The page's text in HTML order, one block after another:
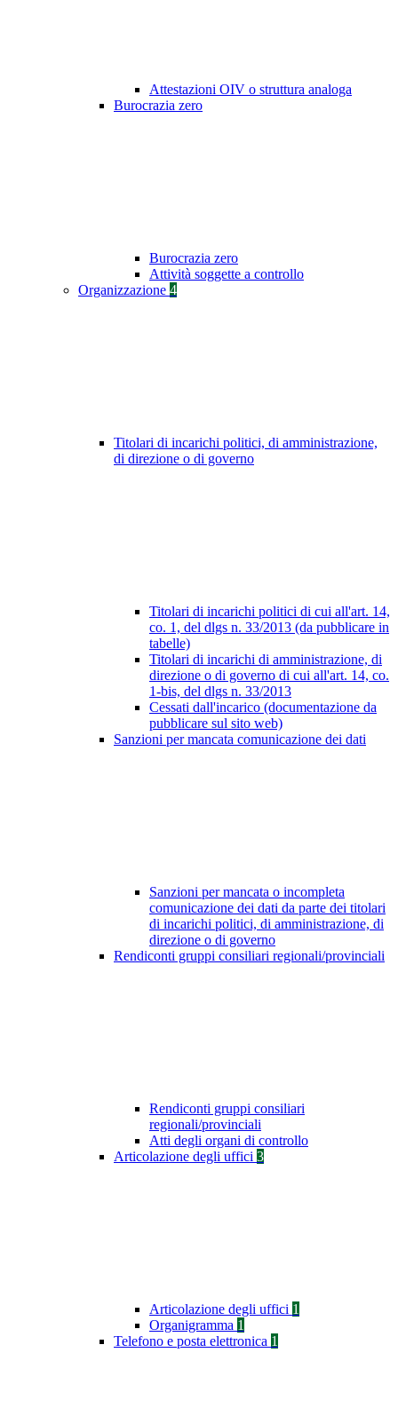
Attestazioni OIV o struttura analoga
Burocrazia zero
Burocrazia zero
Attività soggette a controllo
Organizzazione 4
Titolari di incarichi politici, di amministrazione,
di direzione o di governo
Titolari di incarichi politici di cui all'art. 14,
co. 1, del dlgs n. 33/2013 (da pubblicare in
tabelle)
Titolari di incarichi di amministrazione, di
direzione o di governo di cui all'art. 14, co.
1-bis, del dlgs n. 33/2013
Cessati dall'incarico (documentazione da
pubblicare sul sito web)
Sanzioni per mancata comunicazione dei dati
Sanzioni per mancata o incompleta
comunicazione dei dati da parte dei titolari
di incarichi politici, di amministrazione, di
direzione o di governo
Rendiconti gruppi consiliari regionali/provinciali
Rendiconti gruppi consiliari
regionali/provinciali
Atti degli organi di controllo
Articolazione degli uffici 3
Articolazione degli uffici 1
Organigramma 1
Telefono e posta elettronica 1